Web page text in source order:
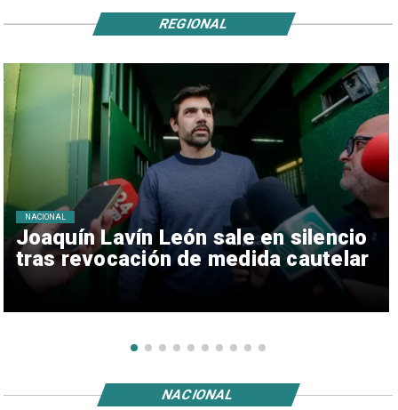
Joaquín Lavín León sale en silencio
tras revocación de medida cautelar
NACIONAL
REGIONAL
NACIONAL